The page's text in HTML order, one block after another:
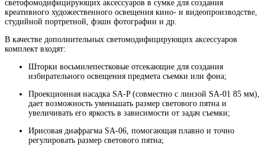
светофомодифицирующих аксессуаров в сумке для создания
креативного художественного освещения кино- и видеопроизводстве,
студийной портретной, фэшн фотографии и др.
В качестве дополнительных светомодифицирующих аксессуаров
комплект входят:
Шторки восьмилепестковые отсекающие для создания
избирательного освещения предмета съемки или фона;
Проекционная насадка SA-P (совместно с линзой SA-01 85 мм),
дает возможность уменьшать размер светового пятна и
увеличивать его яркость в зависимости от задач съемки;
Ирисовая диафрагма SA-06, помогающая плавно и точно
регулировать размер светового пятна;